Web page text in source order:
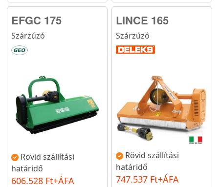
EFGC 175
Szárzúzó
Rövid szállítási
határidő
606.528 Ft+ÁFA
LINCE 165
Szárzúzó
Rövid szállítási
határidő
747.537 Ft+ÁFA